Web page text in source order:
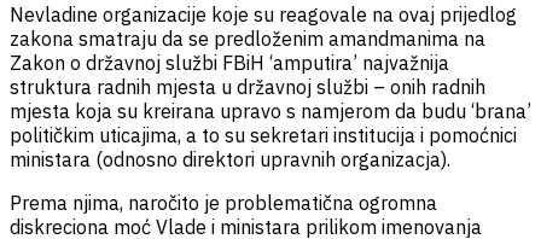
Nevladine organizacije koje su reagovale na ovaj prijedlog
zakona smatraju da se predloženim amandmanima na
Zakon o državnoj službi FBiH ‘amputira’ najvažnija
struktura radnih mjesta u državnoj službi – onih radnih
mjesta koja su kreirana upravo s namjerom da budu ‘brana’
političkim uticajima, a to su sekretari institucija i pomoćnici
ministara (odnosno direktori upravnih organizacja).
Prema njima, naročito je problematična ogromna
diskreciona moć Vlade i ministara prilikom imenovanja